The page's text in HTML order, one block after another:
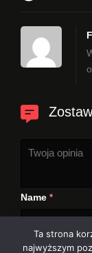
Name *
Ta strona
najwyższym